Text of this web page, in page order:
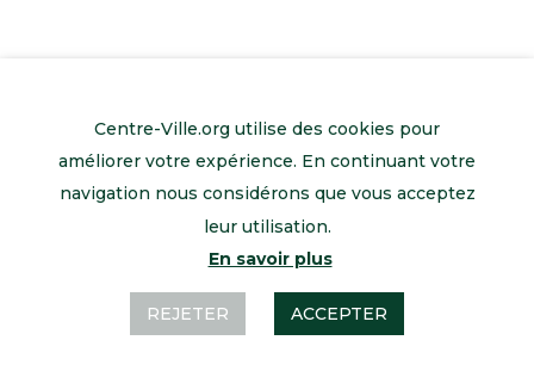
Mentions légales
Centre-Ville.org utilise des cookies pour
améliorer votre expérience. En continuant votre
navigation nous considérons que vous acceptez
leur utilisation.
En savoir plus
REJETER ACCEPTER